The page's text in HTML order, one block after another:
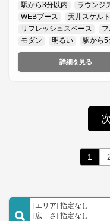
駅から3分以内 ラウンジ
WEBブース
天井スケル
リフレッシュスペース
モダン
明るい 駅から5
詳細を見る
ペ
固
定
ジ
1
[エリア] 指定なし
[広 さ] 指定なし